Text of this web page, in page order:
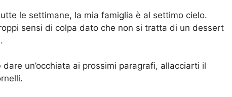
le settimane, la mia famiglia è al settimo cielo.
sensi di colpa dato che non si tratta di un dessert
un’occhiata ai prossimi paragrafi, allacciarti il